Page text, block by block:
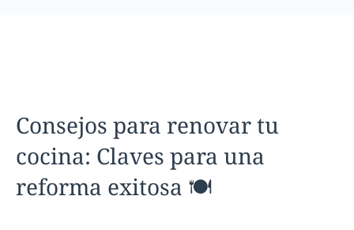
Consejos para renovar tu
cocina: Claves para una
reforma exitosa 🍽️